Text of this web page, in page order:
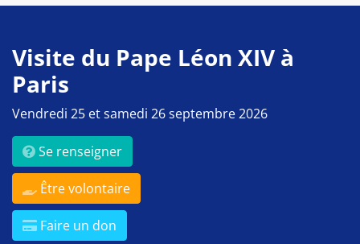
Visite du Pape Léon XIV à
Paris
Vendredi 25 et samedi 26 septembre 2026
Se renseigner
Être volontaire
Faire un don